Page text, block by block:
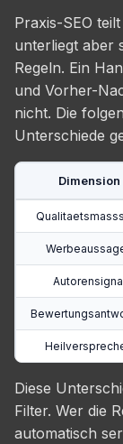
Praxis-SEO
unterliegt aber
Regeln. Ein
und Vorher-
nicht. Die
Unterschiede
Dimension
Diese
Filter. Wer die
automatisch